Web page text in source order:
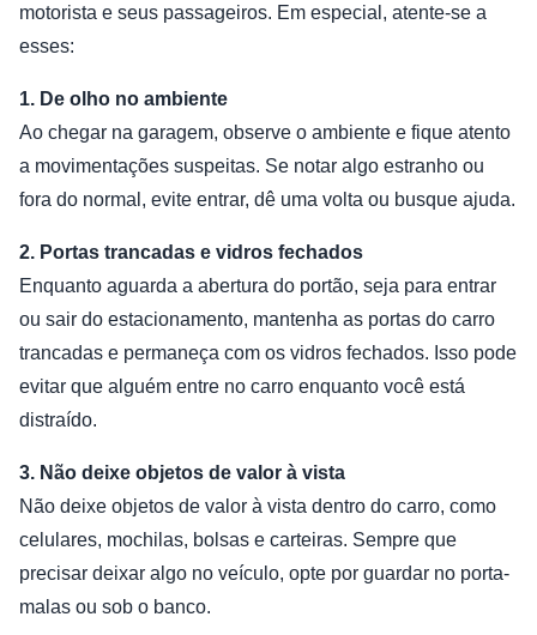
motorista e seus passageiros. Em especial, atente-se a
esses:
1. De olho no ambiente
Ao chegar na garagem, observe o ambiente e fique atento
a movimentações suspeitas. Se notar algo estranho ou
fora do normal, evite entrar, dê uma volta ou busque ajuda.
2. Portas trancadas e vidros fechados
Enquanto aguarda a abertura do portão, seja para entrar
ou sair do estacionamento, mantenha as portas do carro
trancadas e permaneça com os vidros fechados. Isso pode
evitar que alguém entre no carro enquanto você está
distraído.
3. Não deixe objetos de valor à vista
Não deixe objetos de valor à vista dentro do carro, como
celulares, mochilas, bolsas e carteiras. Sempre que
precisar deixar algo no veículo, opte por guardar no porta-
malas ou sob o banco.